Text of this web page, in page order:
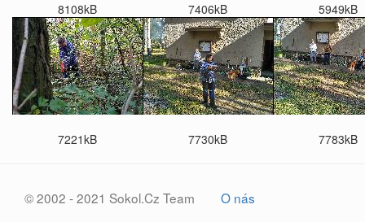
8108kB 7406kB 5949kB
7221kB 7730kB 7783kB
© 2002 - 2021 Sokol.Cz Team
O nás